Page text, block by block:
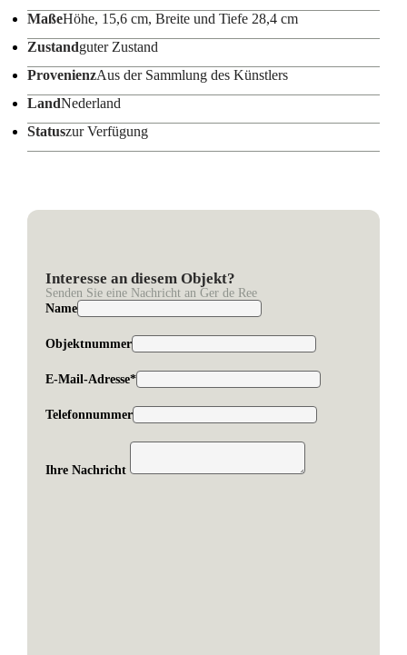
MaßeHöhe, 15,6 cm, Breite und Tiefe 28,4 cm
Zustandguter Zustand
ProvenienzAus der Sammlung des Künstlers
LandNederland
Statuszur Verfügung
Interesse an diesem Objekt?
Senden Sie eine Nachricht an Ger de Ree
Name
Objektnummer
E-Mail-Adresse*
Telefonnummer
Ihre Nachricht